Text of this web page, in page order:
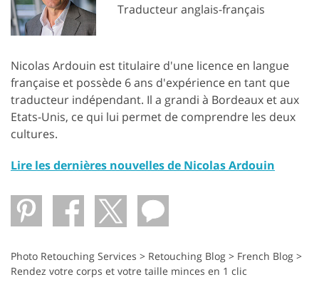
Traducteur anglais-français
Nicolas Ardouin est titulaire d'une licence en langue
française et possède 6 ans d'expérience en tant que
traducteur indépendant. Il a grandi à Bordeaux et aux
Etats-Unis, ce qui lui permet de comprendre les deux
cultures.
Lire les dernières nouvelles de Nicolas Ardouin
Photo Retouching Services > Retouching Blog > French Blog >
Rendez votre corps et votre taille minces en 1 clic